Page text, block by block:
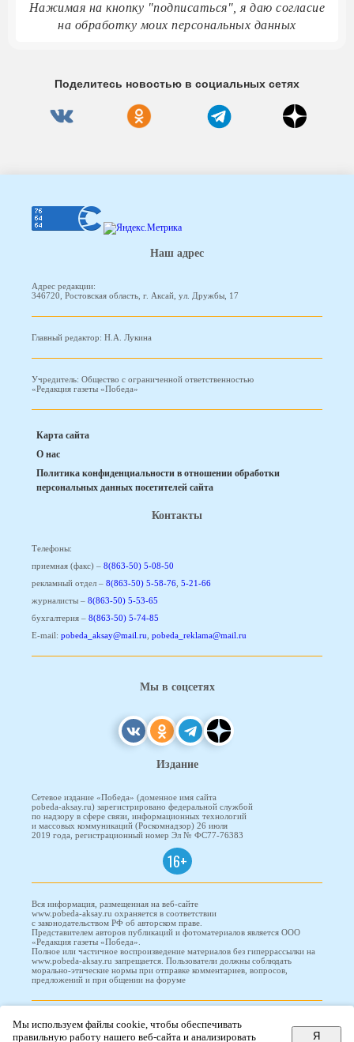
Нажимая на кнопку "подписаться", я даю согласие
на обработку моих персональных данных
Поделитесь новостью в социальных сетях
Наш адрес
Адрес редакции:
346720, Ростовская область, г. Аксай, ул. Дружбы, 17
Главный редактор: Н.А. Лукина
Учредитель: Общество с ограниченной ответственностью
«Редакция газеты «Победа»
Карта сайта
О нас
Политика конфиденциальности в отношении обработки
персональных данных посетителей сайта
Контакты
Телефоны:
приемная (факс) – 8(863-50) 5-08-50
рекламный отдел – 8(863-50) 5-58-76, 5-21-66
журналисты – 8(863-50) 5-53-65
бухгалтерия – 8(863-50) 5-74-85
E-mail: pobeda_aksay@mail.ru, pobeda_reklama@mail.ru
Мы в соцсетях
Издание
Сетевое издание «Победа» (доменное имя сайта
pobeda-aksay.ru) зарегистрировано федеральной службой
по надзору в сфере связи, информационных технологий
и массовых коммуникаций (Роскомнадзор) 26 июля
2019 года, регистрационный номер Эл № ФС77-76383
16+
Вся информация, размещенная на веб-сайте
www.pobeda-aksay.ru охраняется в соответствии
с законодательством РФ об авторском праве.
Представителем авторов публикаций и фотоматериалов является ООО
«Редакция газеты «Победа».
Полное или частичное воспроизведение материалов без гиперрассылки на
www.pobeda-aksay.ru запрещается. Пользователи должны соблюдать
морально-этические нормы при отправке комментариев, вопросов,
предложений и при общении на форуме
ПОБЕДА © 2010-2026
Мы используем файлы cookie, чтобы обеспечивать
правильную работу нашего веб-сайта и анализировать
Я